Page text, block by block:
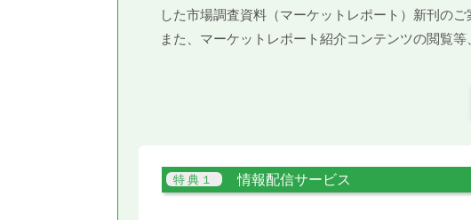
した市場調査資料（マーケットレポート）新刊の
また、マーケットレポート紹介コンテンツの閲覧
情報配信サービス